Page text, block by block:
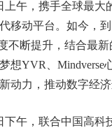
上午，携手全球最
移动平台。如今，
不断提升，结合最
想YVR、Mindverse
动力，推动数字经济
下午，联合中国高